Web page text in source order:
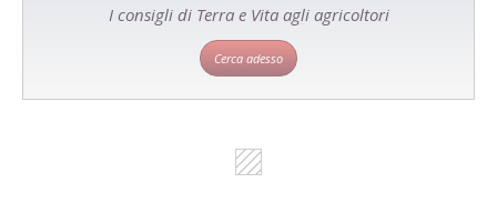
I consigli di Terra e Vita agli agricoltori
Cerca adesso